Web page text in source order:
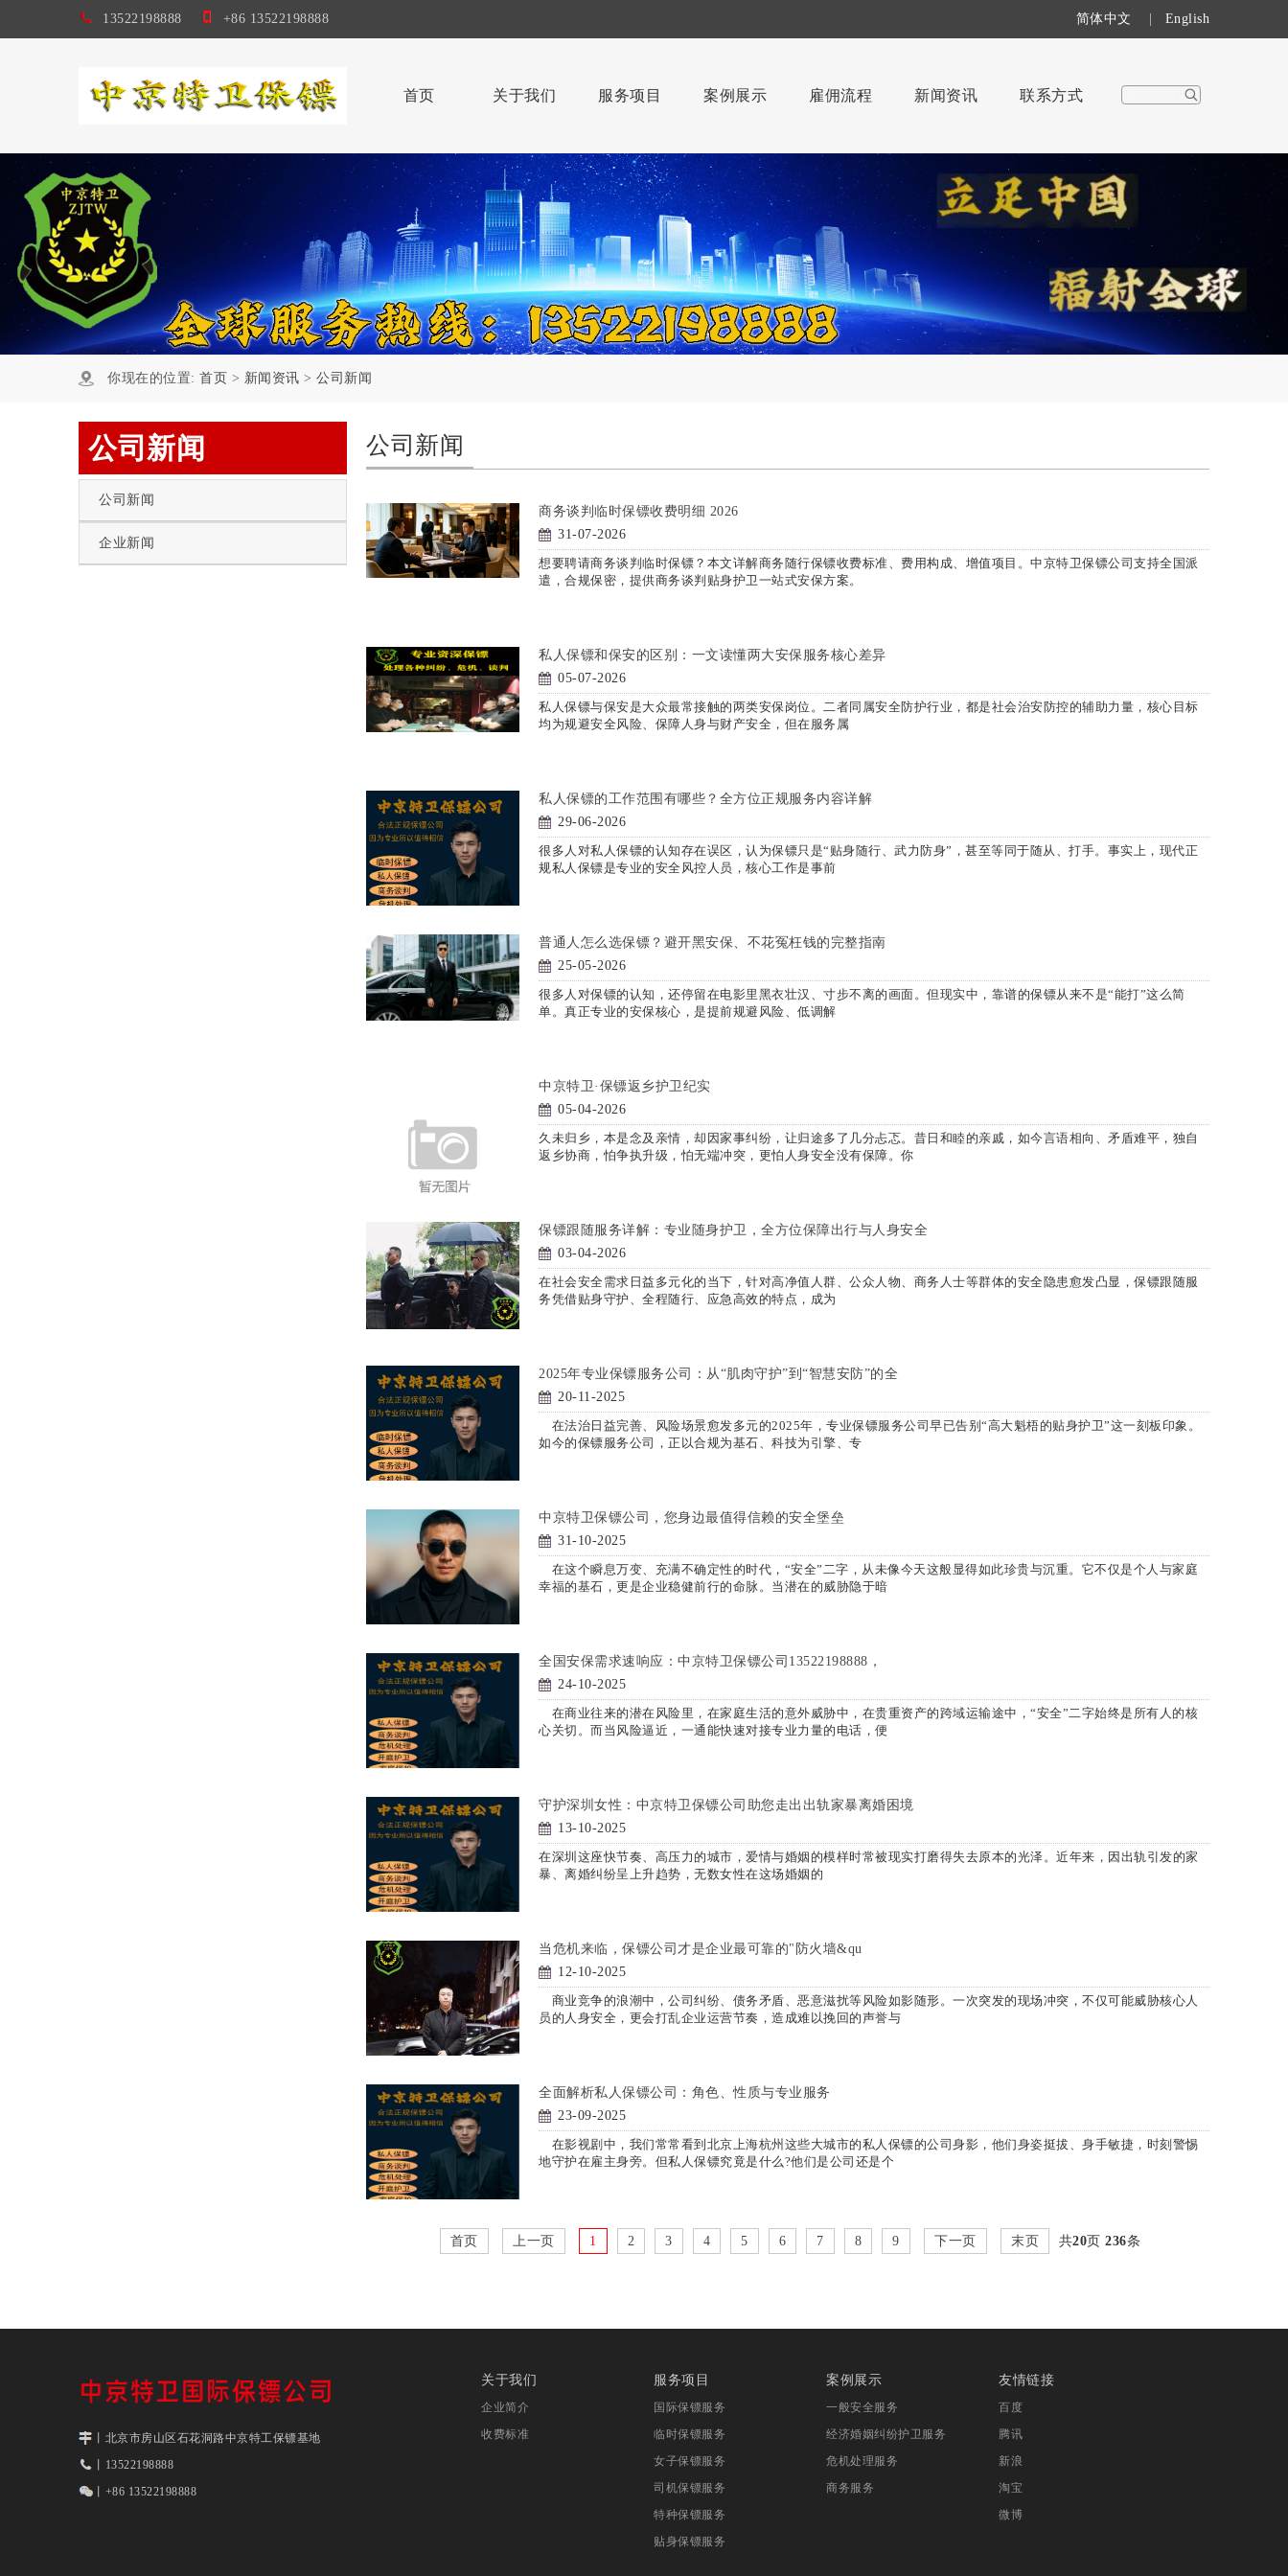
简体中文 English
13522198888 +86 13522198888
首页 关于我们 服务项目 案例展示 雇佣流程 新闻资讯 联系方式
你现在的位置: 首页 > 新闻资讯 > 公司新闻
公司新闻
公司新闻
企业新闻
公司新闻
商务谈判临时保镖收费明细 2026
31-07-2026
想要聘请商务谈判临时保镖？本文详解商务随行保镖收费标准、费用构成、增值项目。中京特卫保镖公司支持全国派
遣，合规保密，提供商务谈判贴身护卫一站式安保方案。
私人保镖和保安的区别：一文读懂两大安保服务核心差异
05-07-2026
私人保镖与保安是大众最常接触的两类安保岗位。二者同属安全防护行业，都是社会治安防控的辅助力量，核心目标
均为规避安全风险、保障人身与财产安全，但在服务属
私人保镖的工作范围有哪些？全方位正规服务内容详解
29-06-2026
很多人对私人保镖的认知存在误区，认为保镖只是“贴身随行、武力防身”，甚至等同于随从、打手。事实上，现代正
规私人保镖是专业的安全风控人员，核心工作是事前
普通人怎么选保镖？避开黑安保、不花冤枉钱的完整指南
25-05-2026
很多人对保镖的认知，还停留在电影里黑衣壮汉、寸步不离的画面。但现实中，靠谱的保镖从来不是“能打”这么简
单。真正专业的安保核心，是提前规避风险、低调解
中京特卫·保镖返乡护卫纪实
05-04-2026
久未归乡，本是念及亲情，却因家事纠纷，让归途多了几分忐忑。昔日和睦的亲戚，如今言语相向、矛盾难平，独自
返乡协商，怕争执升级，怕无端冲突，更怕人身安全没有保障。你
保镖跟随服务详解：专业随身护卫，全方位保障出行与人身安全
03-04-2026
在社会安全需求日益多元化的当下，针对高净值人群、公众人物、商务人士等群体的安全隐患愈发凸显，保镖跟随服
务凭借贴身守护、全程随行、应急高效的特点，成为
2025年专业保镖服务公司：从“肌肉守护”到“智慧安防”的全
20-11-2025
在法治日益完善、风险场景愈发多元的2025年，专业保镖服务公司早已告别“高大魁梧的贴身护卫”这一刻板印象。
如今的保镖服务公司，正以合规为基石、科技为引擎、专
中京特卫保镖公司，您身边最值得信赖的安全堡垒
31-10-2025
在这个瞬息万变、充满不确定性的时代，“安全”二字，从未像今天这般显得如此珍贵与沉重。它不仅是个人与家庭
幸福的基石，更是企业稳健前行的命脉。当潜在的威胁隐于暗
全国安保需求速响应：中京特卫保镖公司13522198888，
24-10-2025
在商业往来的潜在风险里，在家庭生活的意外威胁中，在贵重资产的跨域运输途中，“安全”二字始终是所有人的核
心关切。而当风险逼近，一通能快速对接专业力量的电话，便
守护深圳女性：中京特卫保镖公司助您走出出轨家暴离婚困境
13-10-2025
在深圳这座快节奏、高压力的城市，爱情与婚姻的模样时常被现实打磨得失去原本的光泽。近年来，因出轨引发的家
暴、离婚纠纷呈上升趋势，无数女性在这场婚姻的
当危机来临，保镖公司才是企业最可靠的"防火墙&qu
12-10-2025
商业竞争的浪潮中，公司纠纷、债务矛盾、恶意滋扰等风险如影随形。一次突发的现场冲突，不仅可能威胁核心人
员的人身安全，更会打乱企业运营节奏，造成难以挽回的声誉与
全面解析私人保镖公司：角色、性质与专业服务
23-09-2025
在影视剧中，我们常常看到北京上海杭州这些大城市的私人保镖的公司身影，他们身姿挺拔、身手敏捷，时刻警惕
地守护在雇主身旁。但私人保镖究竟是什么?他们是公司还是个
首页 上一页 1 2 3 4 5 6 7 8 9 下一页 末页 共20页236条
丨北京市房山区石花洞路中京特工保镖基地
丨13522198888
丨+86 13522198888
关于我们
企业简介
收费标准
服务项目
国际保镖服务
临时保镖服务
女子保镖服务
司机保镖服务
特种保镖服务
贴身保镖服务
案例展示
一般安全服务
经济婚姻纠纷护卫服务
危机处理服务
商务服务
友情链接
百度
腾讯
新浪
淘宝
微博